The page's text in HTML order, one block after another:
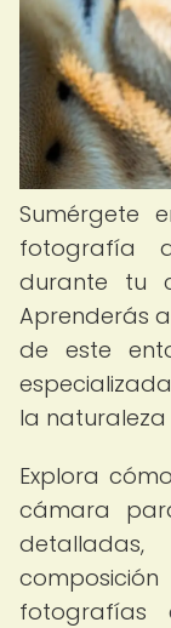
Sumérgete
fotografía
durante tu
Aprenderás
de este
la
Explora
cámara
fotografías